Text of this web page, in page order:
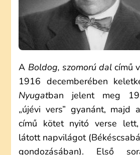
A Boldog, szomorú dalcímű
1916 decemberében
Nyugatban jelent meg
„újévi vers” gyanánt, majd a
című kötet nyitó verse
látott napvilágot
gondozásában). Első